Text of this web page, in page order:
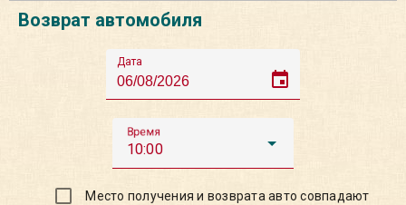
Возврат автомобиля
Дата
event
Время
10:00
Место получения и возврата авто совпадают